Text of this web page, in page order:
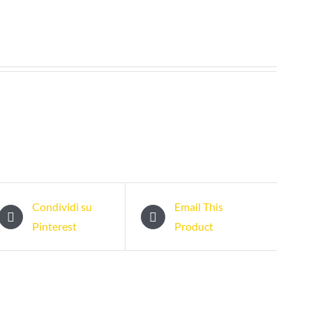
Condividi su
Pinterest
Email This
Product